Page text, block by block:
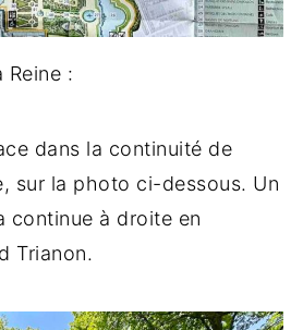
Reine :
dans la continuité de
sur la photo ci-dessous. Un
continue à droite en
Trianon.